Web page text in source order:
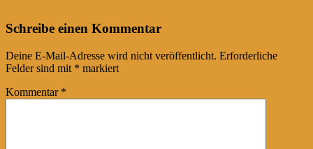
Post
navigation
←
Schreibe einen Kommentar
Deine E-Mail-Adresse wird nicht veröffentlicht. Erforderliche
Felder sind mit * markiert
Kommentar *